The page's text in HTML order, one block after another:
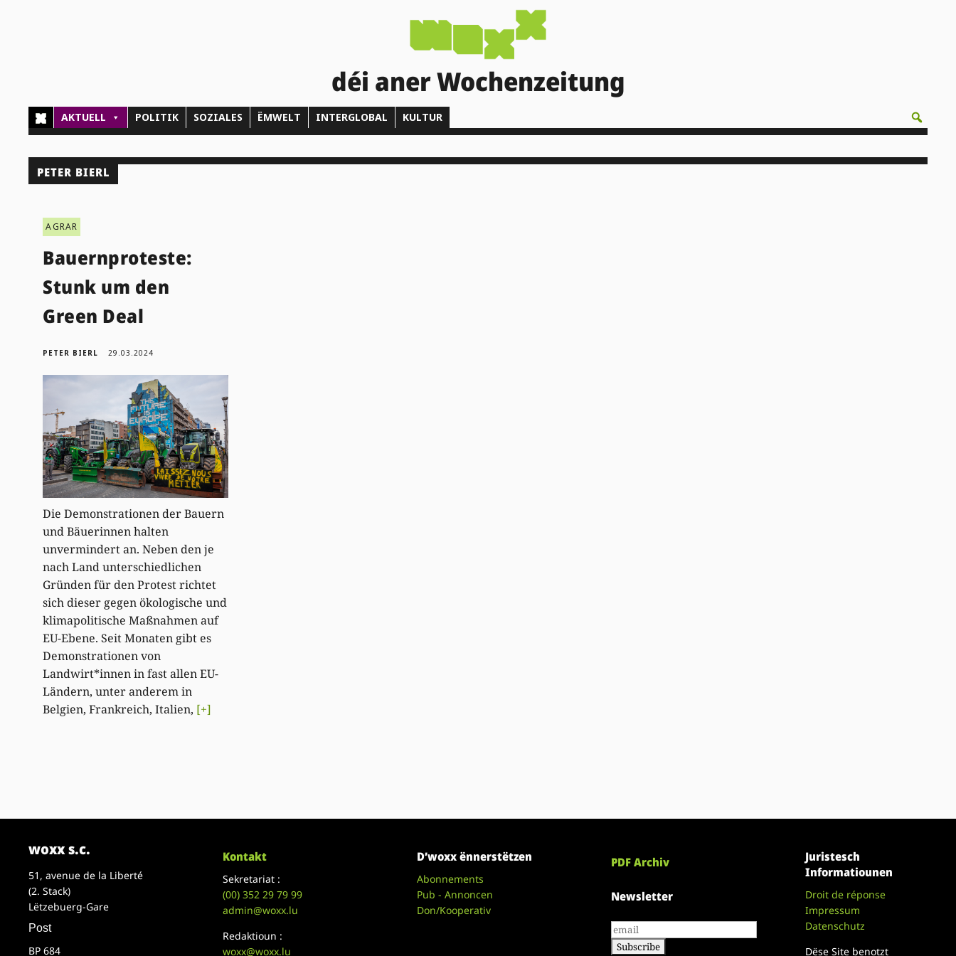
déi aner Wochenzeitung
AKTUELL POLITIK SOZIALES ËMWELT INTERGLOBAL KULTUR
PETER BIERL
AGRAR
Bauernproteste:
Stunk um den
Green Deal
PETER BIERL 29.03.2024
Die Demonstrationen der Bauern
und Bäuerinnen halten
unvermindert an. Neben den je
nach Land unterschiedlichen
Gründen für den Protest richtet
sich dieser gegen ökologische und
klimapolitische Maßnahmen auf
EU-Ebene. Seit Monaten gibt es
Demonstrationen von
Landwirt*innen in fast allen EU-
Ländern, unter anderem in
Belgien, Frankreich, Italien, [+]
woxx s.c.
51, avenue de la Liberté
(2. Stack)
Lëtzebuerg-Gare
Post
BP 684
Kontakt
Sekretariat :
(00)352 29 79 99
admin@woxx.lu
Redaktioun :
woxx@woxx.lu
D’woxx ënnerstëtzen
Abonnements
Pub - Annoncen
Don/Kooperativ
PDF Archiv
Newsletter
Juristesch
Informatiounen
Droit de réponse
Impressum
Datenschutz
Dëse Site benotzt